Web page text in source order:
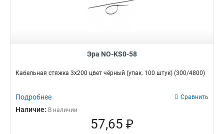
Эра NO-KS0-58
Кабельная стяжка 3x200 цвет чёрный (упак. 100 штук) (300/4800)
Подробнее Сравнить
Наличие: В наличии
57,65 ₽